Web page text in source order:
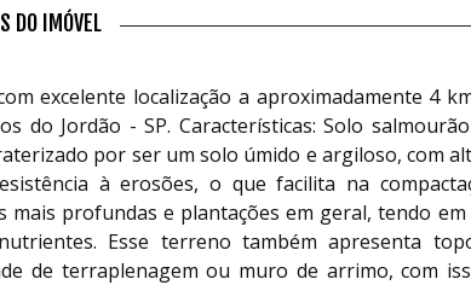
DO IMÓVEL
excelente localização a aproximadamente 4
do Jordão - SP. Características: Solo
por ser um solo úmido e argiloso, com
à erosões, o que facilita na
mais profundas e plantações em geral, tendo
Esse terreno também apresenta
de terraplenagem ou muro de arrimo, com